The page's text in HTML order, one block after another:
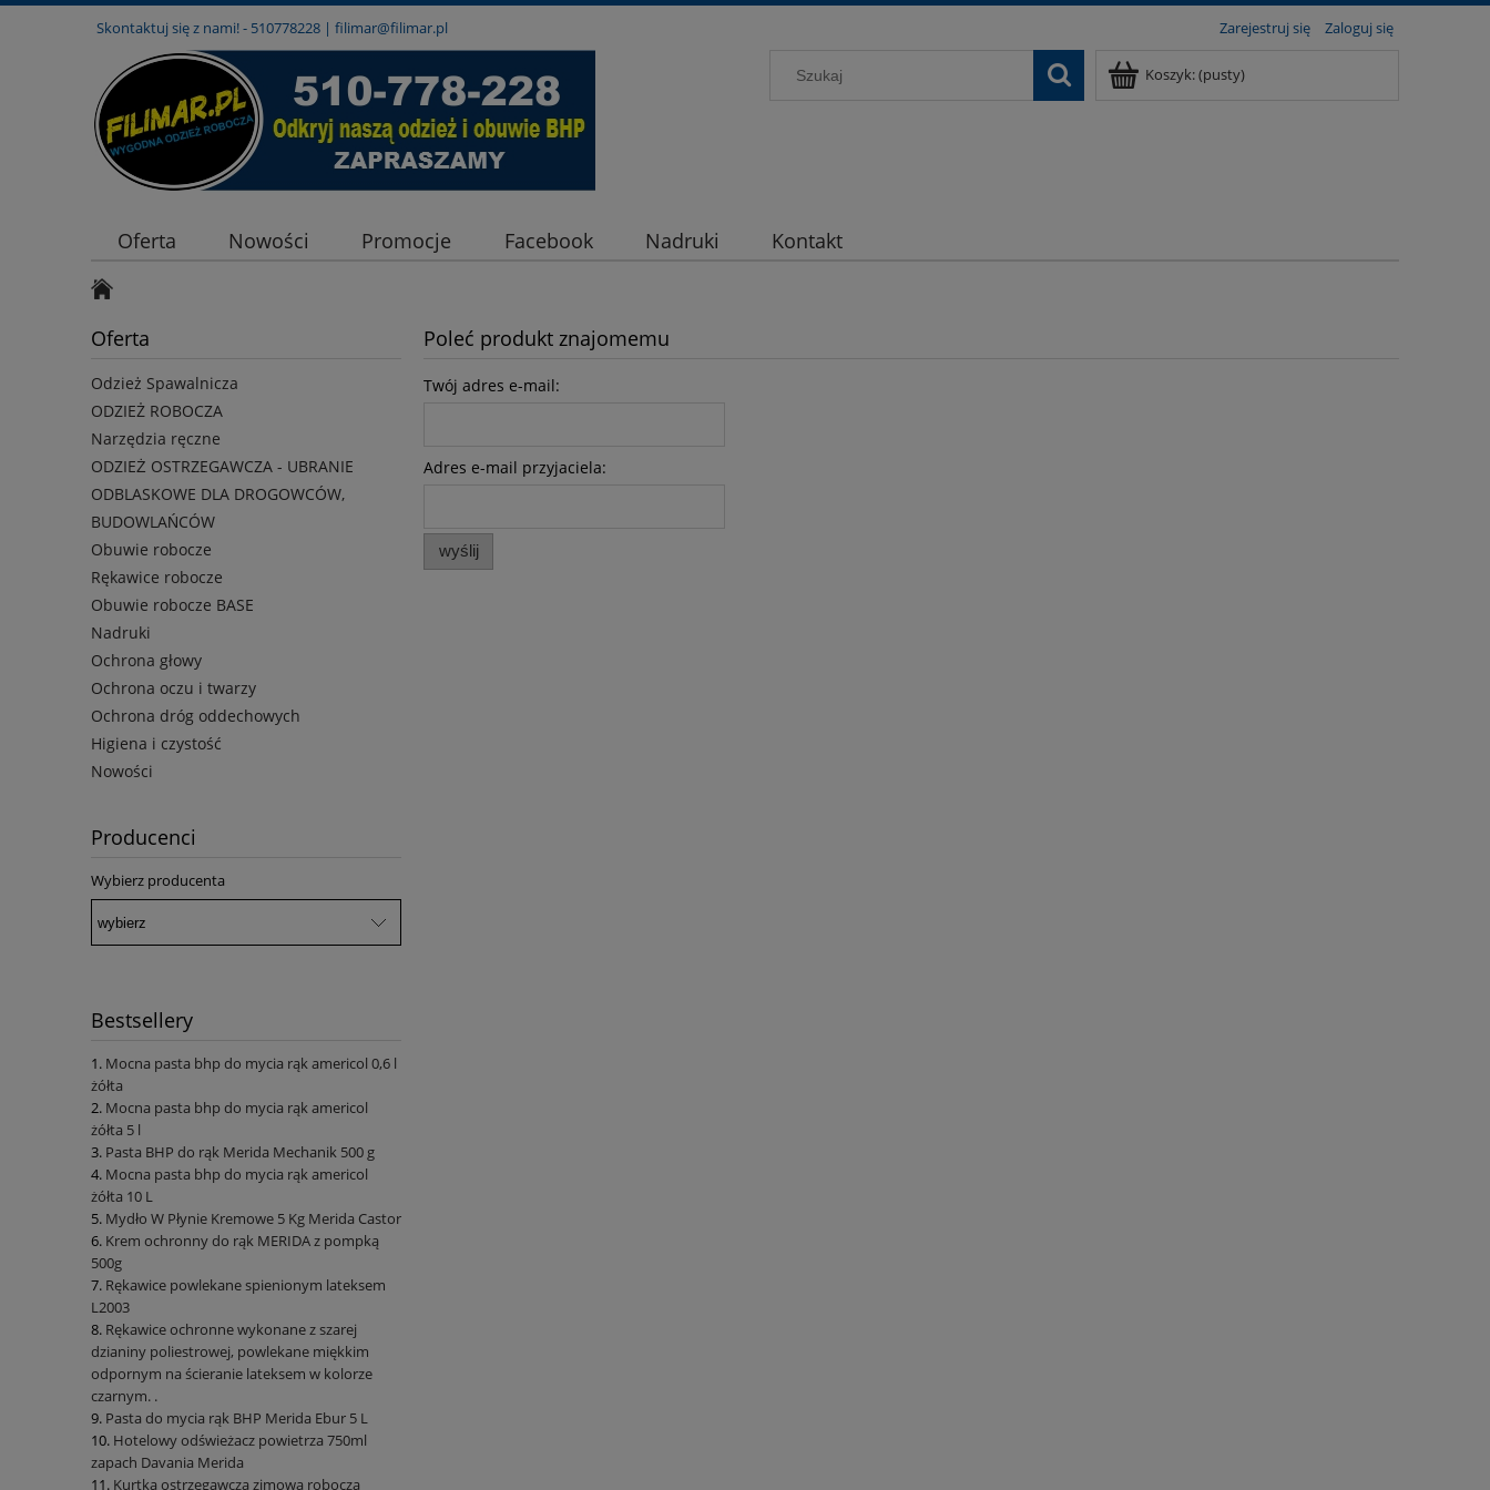
Skontaktuj się z nami! - 510778228 | filimar@filimar.pl Zarejestruj się Zaloguj się
Koszyk:(pusty)
Oferta Nowości Promocje Facebook Nadruki Kontakt
Oferta
Odzież Spawalnicza
ODZIEŻ ROBOCZA
Narzędzia ręczne
ODZIEŻ OSTRZEGAWCZA - UBRANIE
ODBLASKOWE DLA DROGOWCÓW,
BUDOWLAŃCÓW
Obuwie robocze
Rękawice robocze
Obuwie robocze BASE
Nadruki
Ochrona głowy
Ochrona oczu i twarzy
Ochrona dróg oddechowych
Higiena i czystość
Nowości
Producenci
Wybierz producenta
Bestsellery
Mocna pasta bhp do mycia rąk americol 0,6 l
żółta
Mocna pasta bhp do mycia rąk americol
żółta 5 l
Pasta BHP do rąk Merida Mechanik 500 g
Mocna pasta bhp do mycia rąk americol
żółta 10 L
Mydło W Płynie Kremowe 5 Kg Merida Castor
Krem ochronny do rąk MERIDA z pompką
500g
Rękawice powlekane spienionym lateksem
L2003
Rękawice ochronne wykonane z szarej
dzianiny poliestrowej, powlekane miękkim
odpornym na ścieranie lateksem w kolorze
czarnym. .
Pasta do mycia rąk BHP Merida Ebur 5 L
Hotelowy odświeżacz powietrza 750ml
zapach Davania Merida
Kurtka ostrzegawcza zimowa robocza
Poleć produkt znajomemu
Twój adres e-mail:
Adres e-mail przyjaciela:
wyślij